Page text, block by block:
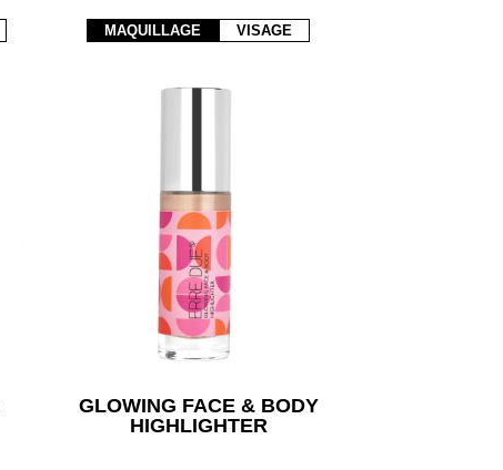
MAQUILLAGE VISAGE
GLOWING FACE & BODY
HIGHLIGHTER